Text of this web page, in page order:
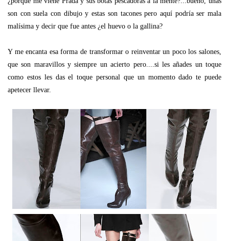
son con suela con dibujo y estas son tacones pero aquí podría ser mala
malísima y decir que fue antes ¿el huevo o la gallina?
Y me encanta esa forma de transformar o reinventar un poco los salones,
que son maravillos y siempre un acierto pero....si les añades un toque
como estos les das el toque personal que un momento dado te puede
apetecer llevar.